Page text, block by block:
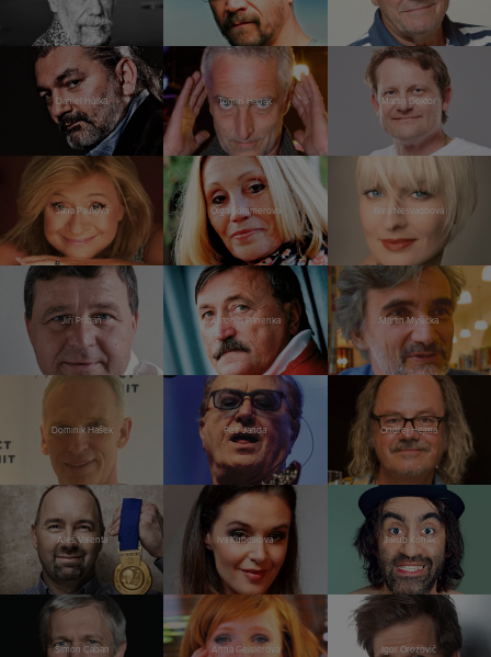
Daniel Hůlka Tomáš Hanák Martin Doktor
Jana Paulová Olga Sommerová Bára Nesvadbová
Jiří Přibáň Antonín Panenka Martin Myšička
Dominik Hašek Petr Janda Ondřej Hejma
Aleš Valenta Iva Kubelková Jakub Kohák
Šimon Caban Anna Geislerová Igor Orozovič